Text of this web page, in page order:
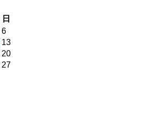
日
6
13
20
27